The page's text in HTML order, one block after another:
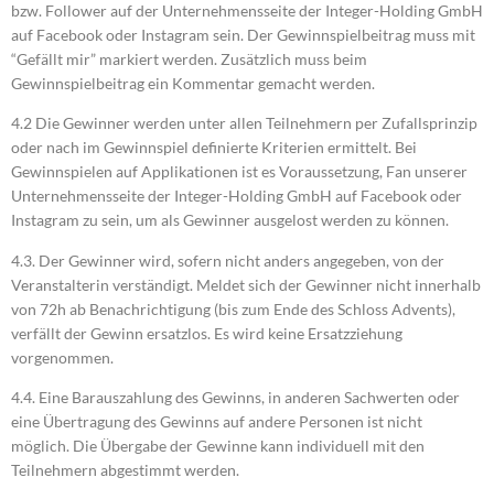
bzw. Follower auf der Unternehmensseite der Integer-Holding GmbH
auf Facebook oder Instagram sein. Der Gewinnspielbeitrag muss mit
“Gefällt mir” markiert werden. Zusätzlich muss beim
Gewinnspielbeitrag ein Kommentar gemacht werden.
4.2 Die Gewinner werden unter allen Teilnehmern per Zufallsprinzip
oder nach im Gewinnspiel definierte Kriterien ermittelt. Bei
Gewinnspielen auf Applikationen ist es Voraussetzung, Fan unserer
Unternehmensseite der Integer-Holding GmbH auf Facebook oder
Instagram zu sein, um als Gewinner ausgelost werden zu können.
4.3. Der Gewinner wird, sofern nicht anders angegeben, von der
Veranstalterin verständigt. Meldet sich der Gewinner nicht innerhalb
von 72h ab Benachrichtigung (bis zum Ende des Schloss Advents),
verfällt der Gewinn ersatzlos. Es wird keine Ersatzziehung
vorgenommen.
4.4. Eine Barauszahlung des Gewinns, in anderen Sachwerten oder
eine Übertragung des Gewinns auf andere Personen ist nicht
möglich. Die Übergabe der Gewinne kann individuell mit den
Teilnehmern abgestimmt werden.